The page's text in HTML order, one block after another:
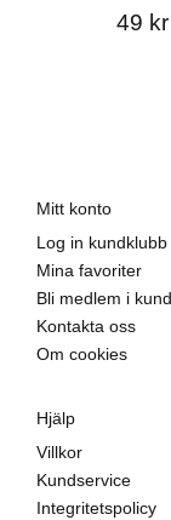
49 kr
Mitt konto
Log in kundklubb
Mina favoriter
Bli medlem i
Kontakta oss
Om cookies
Hjälp
Villkor
Kundservice
Integritetspolicy